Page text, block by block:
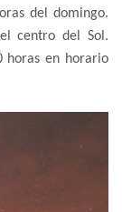
del domingo.
centro del Sol.
horas en horario